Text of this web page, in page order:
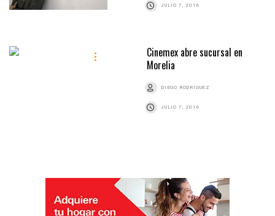
JULIO 7, 2016
Cinemex abre sucursal en
Morelia
DIEGO RODRÍGUEZ
JULIO 7, 2016